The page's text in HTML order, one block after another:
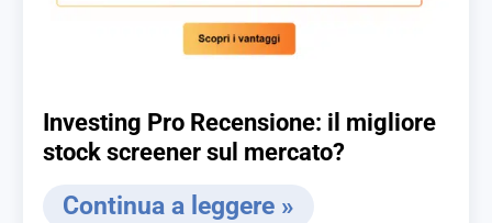
Investing Pro Recensione: il migliore
stock screener sul mercato?
Continua a leggere »